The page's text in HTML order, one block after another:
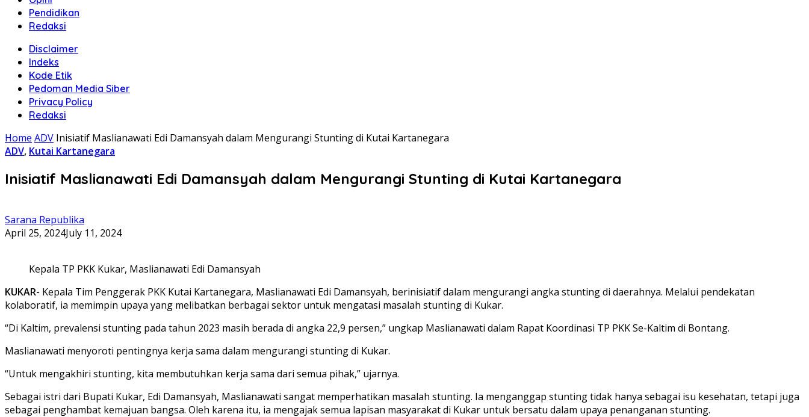
Pendidikan
Redaksi
Disclaimer
Indeks
Kode Etik
Pedoman Media Siber
Privacy Policy
Redaksi
Home ADV Inisiatif Maslianawati Edi Damansyah dalam Mengurangi Stunting di Kutai Kartanegara
ADV, Kutai Kartanegara
Inisiatif Maslianawati Edi Damansyah dalam Mengurangi Stunting di Kutai Kartanegara
Sarana Republika
April 25, 2024July 11, 2024
Kepala TP PKK Kukar, Maslianawati Edi Damansyah
KUKAR- Kepala Tim Penggerak PKK Kutai Kartanegara, Maslianawati Edi Damansyah, berinisiatif dalam mengurangi angka stunting di daerahnya. Melalui pendekatan
kolaboratif, ia memimpin upaya yang melibatkan berbagai sektor untuk mengatasi masalah stunting di Kukar.
“Di Kaltim, prevalensi stunting pada tahun 2023 masih berada di angka 22,9 persen,” ungkap Maslianawati dalam Rapat Koordinasi TP PKK Se-Kaltim di Bontang.
Maslianawati menyoroti pentingnya kerja sama dalam mengurangi stunting di Kukar.
“Untuk mengakhiri stunting, kita membutuhkan kerja sama dari semua pihak,” ujarnya.
Sebagai istri dari Bupati Kukar, Edi Damansyah, Maslianawati sangat memperhatikan masalah stunting. Ia menganggap stunting tidak hanya sebagai isu kesehatan, tetapi juga
sebagai penghambat kemajuan bangsa. Oleh karena itu, ia mengajak semua lapisan masyarakat di Kukar untuk bersatu dalam upaya penanganan stunting.